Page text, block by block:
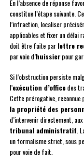
En l’absence de réponse
constitue l’étape suivante.
l’infraction, localiser
applicables et fixer un délai
doit être faite parlettre
par voie d’huissierpour
Si l’obstruction persiste
l’exécution d’officedes
Cette prérogative, reconnue
la propriété des
d’intervenir directement,
tribunal administratif .
un formalisme strict, sous
pour voie de fait.